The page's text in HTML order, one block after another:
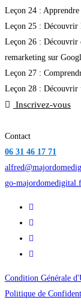
Leçon 24 :
Leçon 25 : Découvrir
Leçon 26 : Découvrir
remarketing sur
Leçon 27 :
Leçon 28 : Découvrir
Inscrivez-vous
Contact
06 31 46 17 71
go-
Condition Générale
Politique de